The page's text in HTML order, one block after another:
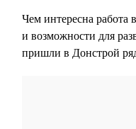
Чем интересна работа
и возможности для
пришли в Донстрой